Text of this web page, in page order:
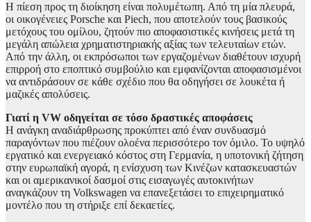
Η πίεση προς τη διοίκηση είναι πολυμέτωπη. Από τη μία πλευρά,
οι οικογένειες Porsche και Piech, που αποτελούν τους βασικούς
μετόχους του ομίλου, ζητούν πιο αποφασιστικές κινήσεις μετά τη
μεγάλη απώλεια χρηματιστηριακής αξίας των τελευταίων ετών.
Από την άλλη, οι εκπρόσωποι των εργαζομένων διαθέτουν ισχυρή
επιρροή στο εποπτικό συμβούλιο και εμφανίζονται αποφασισμένοι
να αντιδράσουν σε κάθε σχέδιο που θα οδηγήσει σε λουκέτα ή
μαζικές απολύσεις.
Γιατί η VW οδηγείται σε τόσο δραστικές αποφάσεις
Η ανάγκη αναδιάρθρωσης προκύπτει από έναν συνδυασμό
παραγόντων που πιέζουν ολοένα περισσότερο τον όμιλο. Το υψηλό
εργατικό και ενεργειακό κόστος στη Γερμανία, η υποτονική ζήτηση
στην ευρωπαϊκή αγορά, η ενίσχυση των Κινέζων κατασκευαστών
και οι αμερικανικοί δασμοί στις εισαγωγές αυτοκινήτων
αναγκάζουν τη Volkswagen να επανεξετάσει το επιχειρηματικό
μοντέλο που τη στήριξε επί δεκαετίες.